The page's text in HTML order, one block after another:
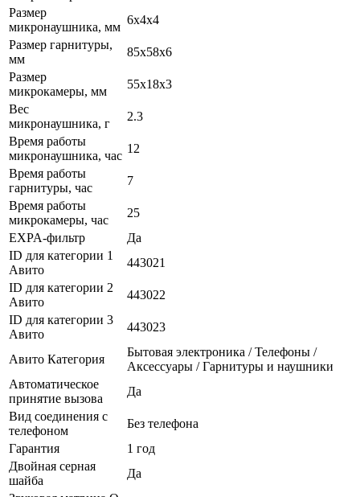
Размер
микронаушника, мм
6х4х4
Размер гарнитуры,
мм
85х58х6
Размер
микрокамеры, мм
55х18х3
Вес
микронаушника, г
2.3
Время работы
микронаушника, час
12
Время работы
гарнитуры, час
7
Время работы
микрокамеры, час
25
EXPA-фильтр
Да
ID для категории 1
Авито
443021
ID для категории 2
Авито
443022
ID для категории 3
Авито
443023
Авито Категория
Бытовая электроника / Телефоны /
Аксессуары / Гарнитуры и наушники
Автоматическое
принятие вызова
Да
Вид соединения с
телефоном
Без телефона
Гарантия
1 год
Двойная серная
шайба
Да